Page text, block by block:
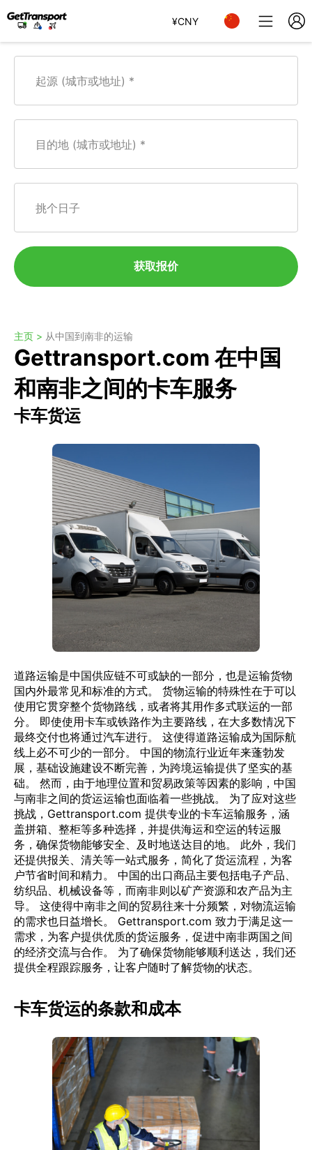
¥CNY
起源 (城市或地址)
目的地 (城市或地址)
挑个日子
获取报价
主页 > 从中国到南非的运输
Gettransport.com 在中国
和南非之间的卡车服务
卡车货运
道路运输是中国供应链不可或缺的一部分，也是运输货物
国内外最常见和标准的方式。 货物运输的特殊性在于可以
使用它贯穿整个货物路线，或者将其用作多式联运的一部
分。 即使使用卡车或铁路作为主要路线，在大多数情况下
最终交付也将通过汽车进行。 这使得道路运输成为国际航
线上必不可少的一部分。 中国的物流行业近年来蓬勃发
展，基础设施建设不断完善，为跨境运输提供了坚实的基
础。 然而，由于地理位置和贸易政策等因素的影响，中国
与南非之间的货运运输也面临着一些挑战。 为了应对这些
挑战，Gettransport.com 提供专业的卡车运输服务，涵
盖拼箱、整柜等多种选择，并提供海运和空运的转运服
务，确保货物能够安全、及时地送达目的地。 此外，我们
还提供报关、清关等一站式服务，简化了货运流程，为客
户节省时间和精力。 中国的出口商品主要包括电子产品、
纺织品、机械设备等，而南非则以矿产资源和农产品为主
导。 这使得中南非之间的贸易往来十分频繁，对物流运输
的需求也日益增长。 Gettransport.com 致力于满足这一
需求，为客户提供优质的货运服务，促进中南非两国之间
的经济交流与合作。 为了确保货物能够顺利送达，我们还
提供全程跟踪服务，让客户随时了解货物的状态。
卡车货运的条款和成本